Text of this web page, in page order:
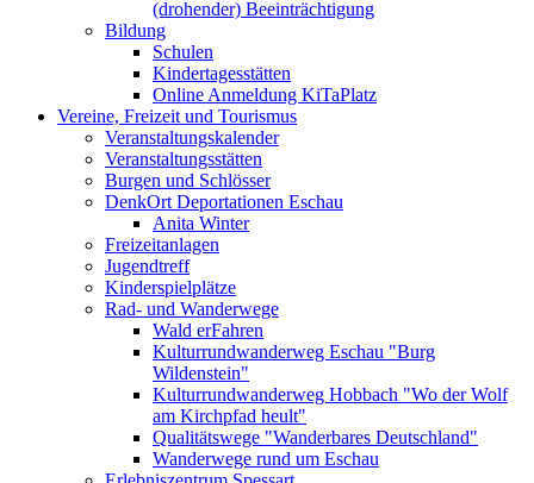
(drohender) Beeinträchtigung
Bildung
Schulen
Kindertagesstätten
Online Anmeldung KiTaPlatz
Vereine, Freizeit und Tourismus
Veranstaltungskalender
Veranstaltungsstätten
Burgen und Schlösser
DenkOrt Deportationen Eschau
Anita Winter
Freizeitanlagen
Jugendtreff
Kinderspielplätze
Rad- und Wanderwege
Wald erFahren
Kulturrundwanderweg Eschau "Burg
Wildenstein"
Kulturrundwanderweg Hobbach "Wo der Wolf
am Kirchpfad heult"
Qualitätswege "Wanderbares Deutschland"
Wanderwege rund um Eschau